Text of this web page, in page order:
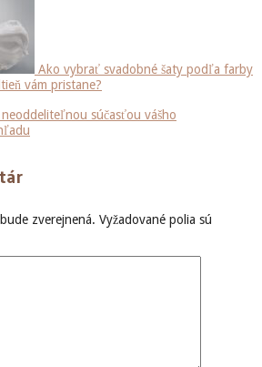
Ako vybrať svadobné šaty podľa farby
vám pristane?
súčasťou vášho
zverejnená. Vyžadované polia sú